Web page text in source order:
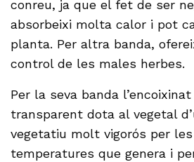
conreu, ja que el fet de ser
absorbeixi molta calor i pot
planta. Per altra banda,
control de les males herbes.
Per la seva banda
transparent dota al vegetal
vegetatiu molt vigorós per
temperatures que genera i